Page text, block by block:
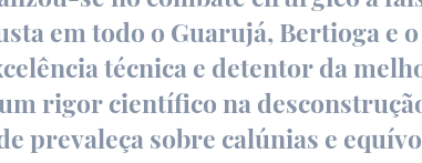
em todo o Guarujá, Bertioga e
técnica e detentor da
rigor científico na
prevaleça sobre calúnias e